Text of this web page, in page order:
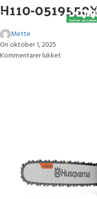
H110-
Mette
On oktober 1, 2025
Kommentarer lukket